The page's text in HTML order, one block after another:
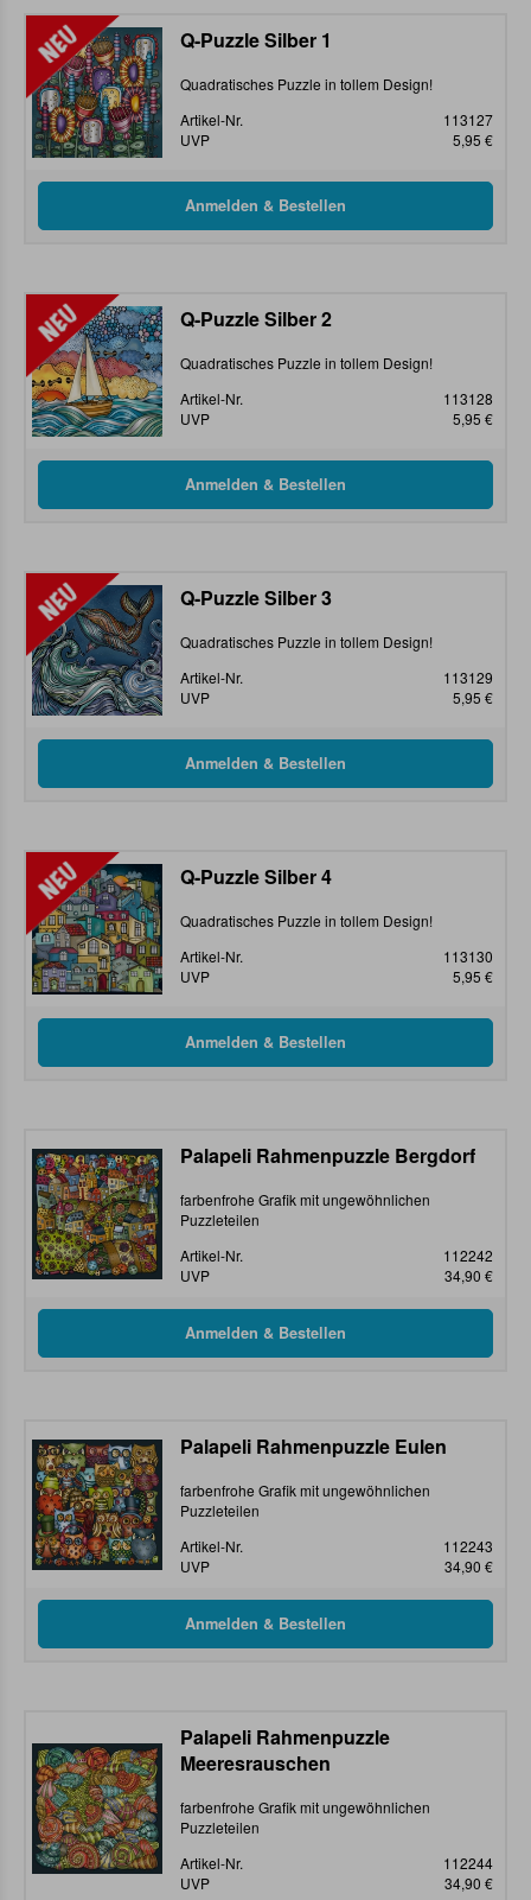
Q-Puzzle Silber 1
Quadratisches Puzzle in tollem Design!
Artikel-Nr.
113127
UVP
5,95 €
Q-Puzzle Silber 2
Quadratisches Puzzle in tollem Design!
Artikel-Nr.
113128
UVP
5,95 €
Q-Puzzle Silber 3
Quadratisches Puzzle in tollem Design!
Artikel-Nr.
113129
UVP
5,95 €
Q-Puzzle Silber 4
Quadratisches Puzzle in tollem Design!
Artikel-Nr.
113130
UVP
5,95 €
Palapeli Rahmenpuzzle Bergdorf
farbenfrohe Grafik mit ungewöhnlichen
Puzzleteilen
Artikel-Nr.
112242
UVP
34,90 €
Palapeli Rahmenpuzzle Eulen
farbenfrohe Grafik mit ungewöhnlichen
Puzzleteilen
Artikel-Nr.
112243
UVP
34,90 €
Palapeli Rahmenpuzzle
Meeresrauschen
farbenfrohe Grafik mit ungewöhnlichen
Puzzleteilen
Artikel-Nr.
112244
UVP
34,90 €